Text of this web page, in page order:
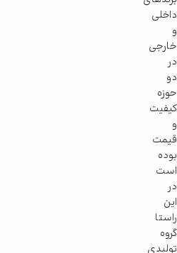
داخلی
و
خارجی
در
دو
حوزه
کیفیت
و
قیمت
بوده
است
در
این
راستا
گروه
تولیدی